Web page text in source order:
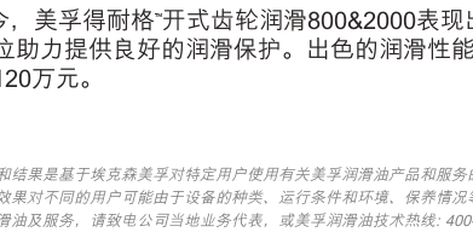
，美孚得耐格™开式齿轮润滑800&2000表
助力提供良好的润滑保护。出色的润滑性
万元。
结果是基于埃克森美孚对特定用户使用有关美孚润滑油产品和服务
果对不同的用户可能由于设备的种类、运行条件和环境、保养情况
油及服务，请致电公司当地业务代表，或美孚润滑油技术热线: